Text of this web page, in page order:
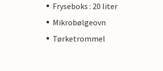
Fryseboks : 20 liter
Mikrobølgeovn
Tørketrommel